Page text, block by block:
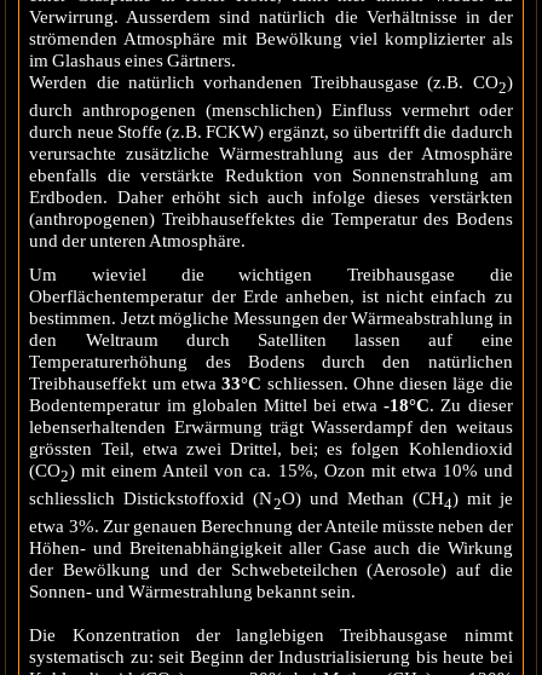
Verwirrung. Ausserdem sind natürlich die Verhältnisse in der
strömenden Atmosphäre mit Bewölkung viel komplizierter als
im Glashaus eines Gärtners.
Werden die natürlich vorhandenen Treibhausgase (z.B. CO2)
durch anthropogenen (menschlichen) Einfluss vermehrt oder
durch neue Stoffe (z.B. FCKW) ergänzt, so übertrifft die dadurch
verursachte zusätzliche Wärmestrahlung aus der Atmosphäre
ebenfalls die verstärkte Reduktion von Sonnenstrahlung am
Erdboden. Daher erhöht sich auch infolge dieses verstärkten
(anthropogenen) Treibhauseffektes die Temperatur des Bodens
und der unteren Atmosphäre.
Um wieviel die wichtigen Treibhausgase die
Oberflächentemperatur der Erde anheben, ist nicht einfach zu
bestimmen. Jetzt mögliche Messungen der Wärmeabstrahlung in
den Weltraum durch Satelliten lassen auf eine
Temperaturerhöhung des Bodens durch den natürlichen
Treibhauseffekt um etwa33°C schliessen. Ohne diesen läge die
Bodentemperatur im globalen Mittel bei etwa-18°C. Zu dieser
lebenserhaltenden Erwärmung trägt Wasserdampf den weitaus
grössten Teil, etwa zwei Drittel, bei; es folgen Kohlendioxid
(CO2) mit einem Anteil von ca. 15%, Ozon mit etwa 10% und
schliesslich Distickstoffoxid (N2O) und Methan (CH4) mit je
etwa 3%. Zur genauen Berechnung der Anteile müsste neben der
Höhen- und Breitenabhängigkeit aller Gase auch die Wirkung
der Bewölkung und der Schwebeteilchen (Aerosole) auf die
Sonnen- und Wärmestrahlung bekannt sein.
Die Konzentration der langlebigen Treibhausgase nimmt
systematisch zu: seit Beginn der Industrialisierung bis heute bei